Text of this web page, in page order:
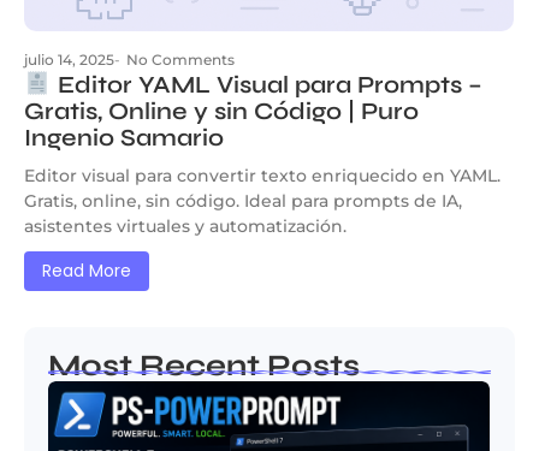
julio 14, 2025- No Comments
Editor YAML Visual para Prompts –
Gratis, Online y sin Código | Puro
Ingenio Samario
Editor visual para convertir texto enriquecido en YAML.
Gratis, online, sin código. Ideal para prompts de IA,
asistentes virtuales y automatización.
Read More
Most Recent Posts